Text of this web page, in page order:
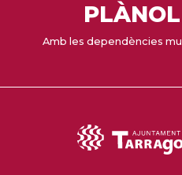
PLÀNOL
Amb les dependències